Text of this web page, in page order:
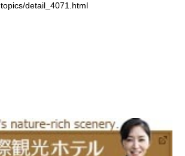
topics/detail_4071.html